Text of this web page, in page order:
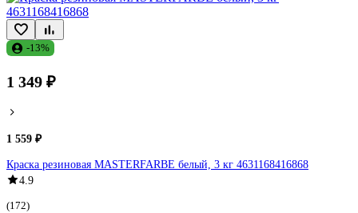
-13%
1 349 ₽
1 559 ₽
Краска резиновая MASTERFARBE белый, 3 кг 4631168416868
4.9
(172)